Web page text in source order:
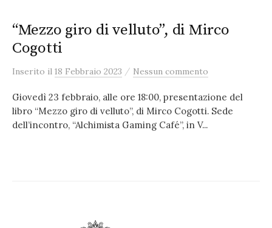
“Mezzo giro di velluto”, di Mirco
Cogotti
Inserito il 18 Febbraio 2023 / Nessun commento
Giovedì 23 febbraio, alle ore 18:00, presentazione del
libro “Mezzo giro di velluto”, di Mirco Cogotti. Sede
dell’incontro, “Alchimista Gaming Café”, in V...